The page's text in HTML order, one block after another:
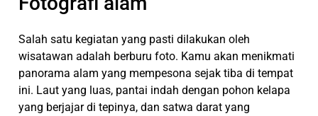
Salah satu kegiatan yang pasti dilakukan oleh
wisatawan adalah berburu foto. Kamu akan menikmati
panorama alam yang mempesona sejak tiba di tempat
ini. Laut yang luas, pantai indah dengan pohon kelapa
yang berjajar di tepinya, dan satwa darat yang